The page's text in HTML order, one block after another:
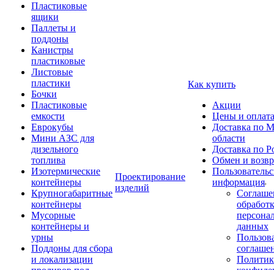
Пластиковые
ящики
Паллеты и
поддоны
Канистры
пластиковые
Листовые
пластики
Бочки
Пластиковые
емкости
Еврокубы
Мини АЗС для
дизельного
топлива
Изотермические
контейнеры
Крупногабаритные
контейнеры
Мусорные
контейнеры и
урны
Поддоны для сбора
и локализации
Проектирование
изделий
Как купить
Акции
Цены и оплата
Доставка по
области
Доставка по
Обмен и
информация
данных